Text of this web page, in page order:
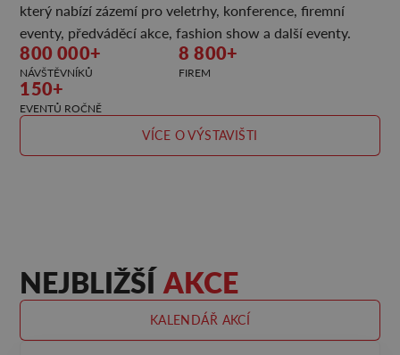
který nabízí zázemí pro veletrhy, konference, firemní
eventy, předváděcí akce, fashion show a další eventy.
800 000+
NÁVŠTĚVNÍKŮ
8 800+
FIREM
150+
EVENTŮ ROČNĚ
VÍCE O VÝSTAVIŠTI
NEJBLIŽŠÍAKCE
KALENDÁŘ AKCÍ